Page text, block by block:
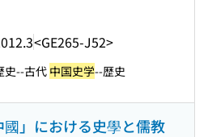
<GE265-J52>
史--古代 中国史学--歴史
國」における史學と儒教